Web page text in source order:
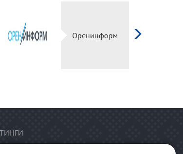
Оренинформ